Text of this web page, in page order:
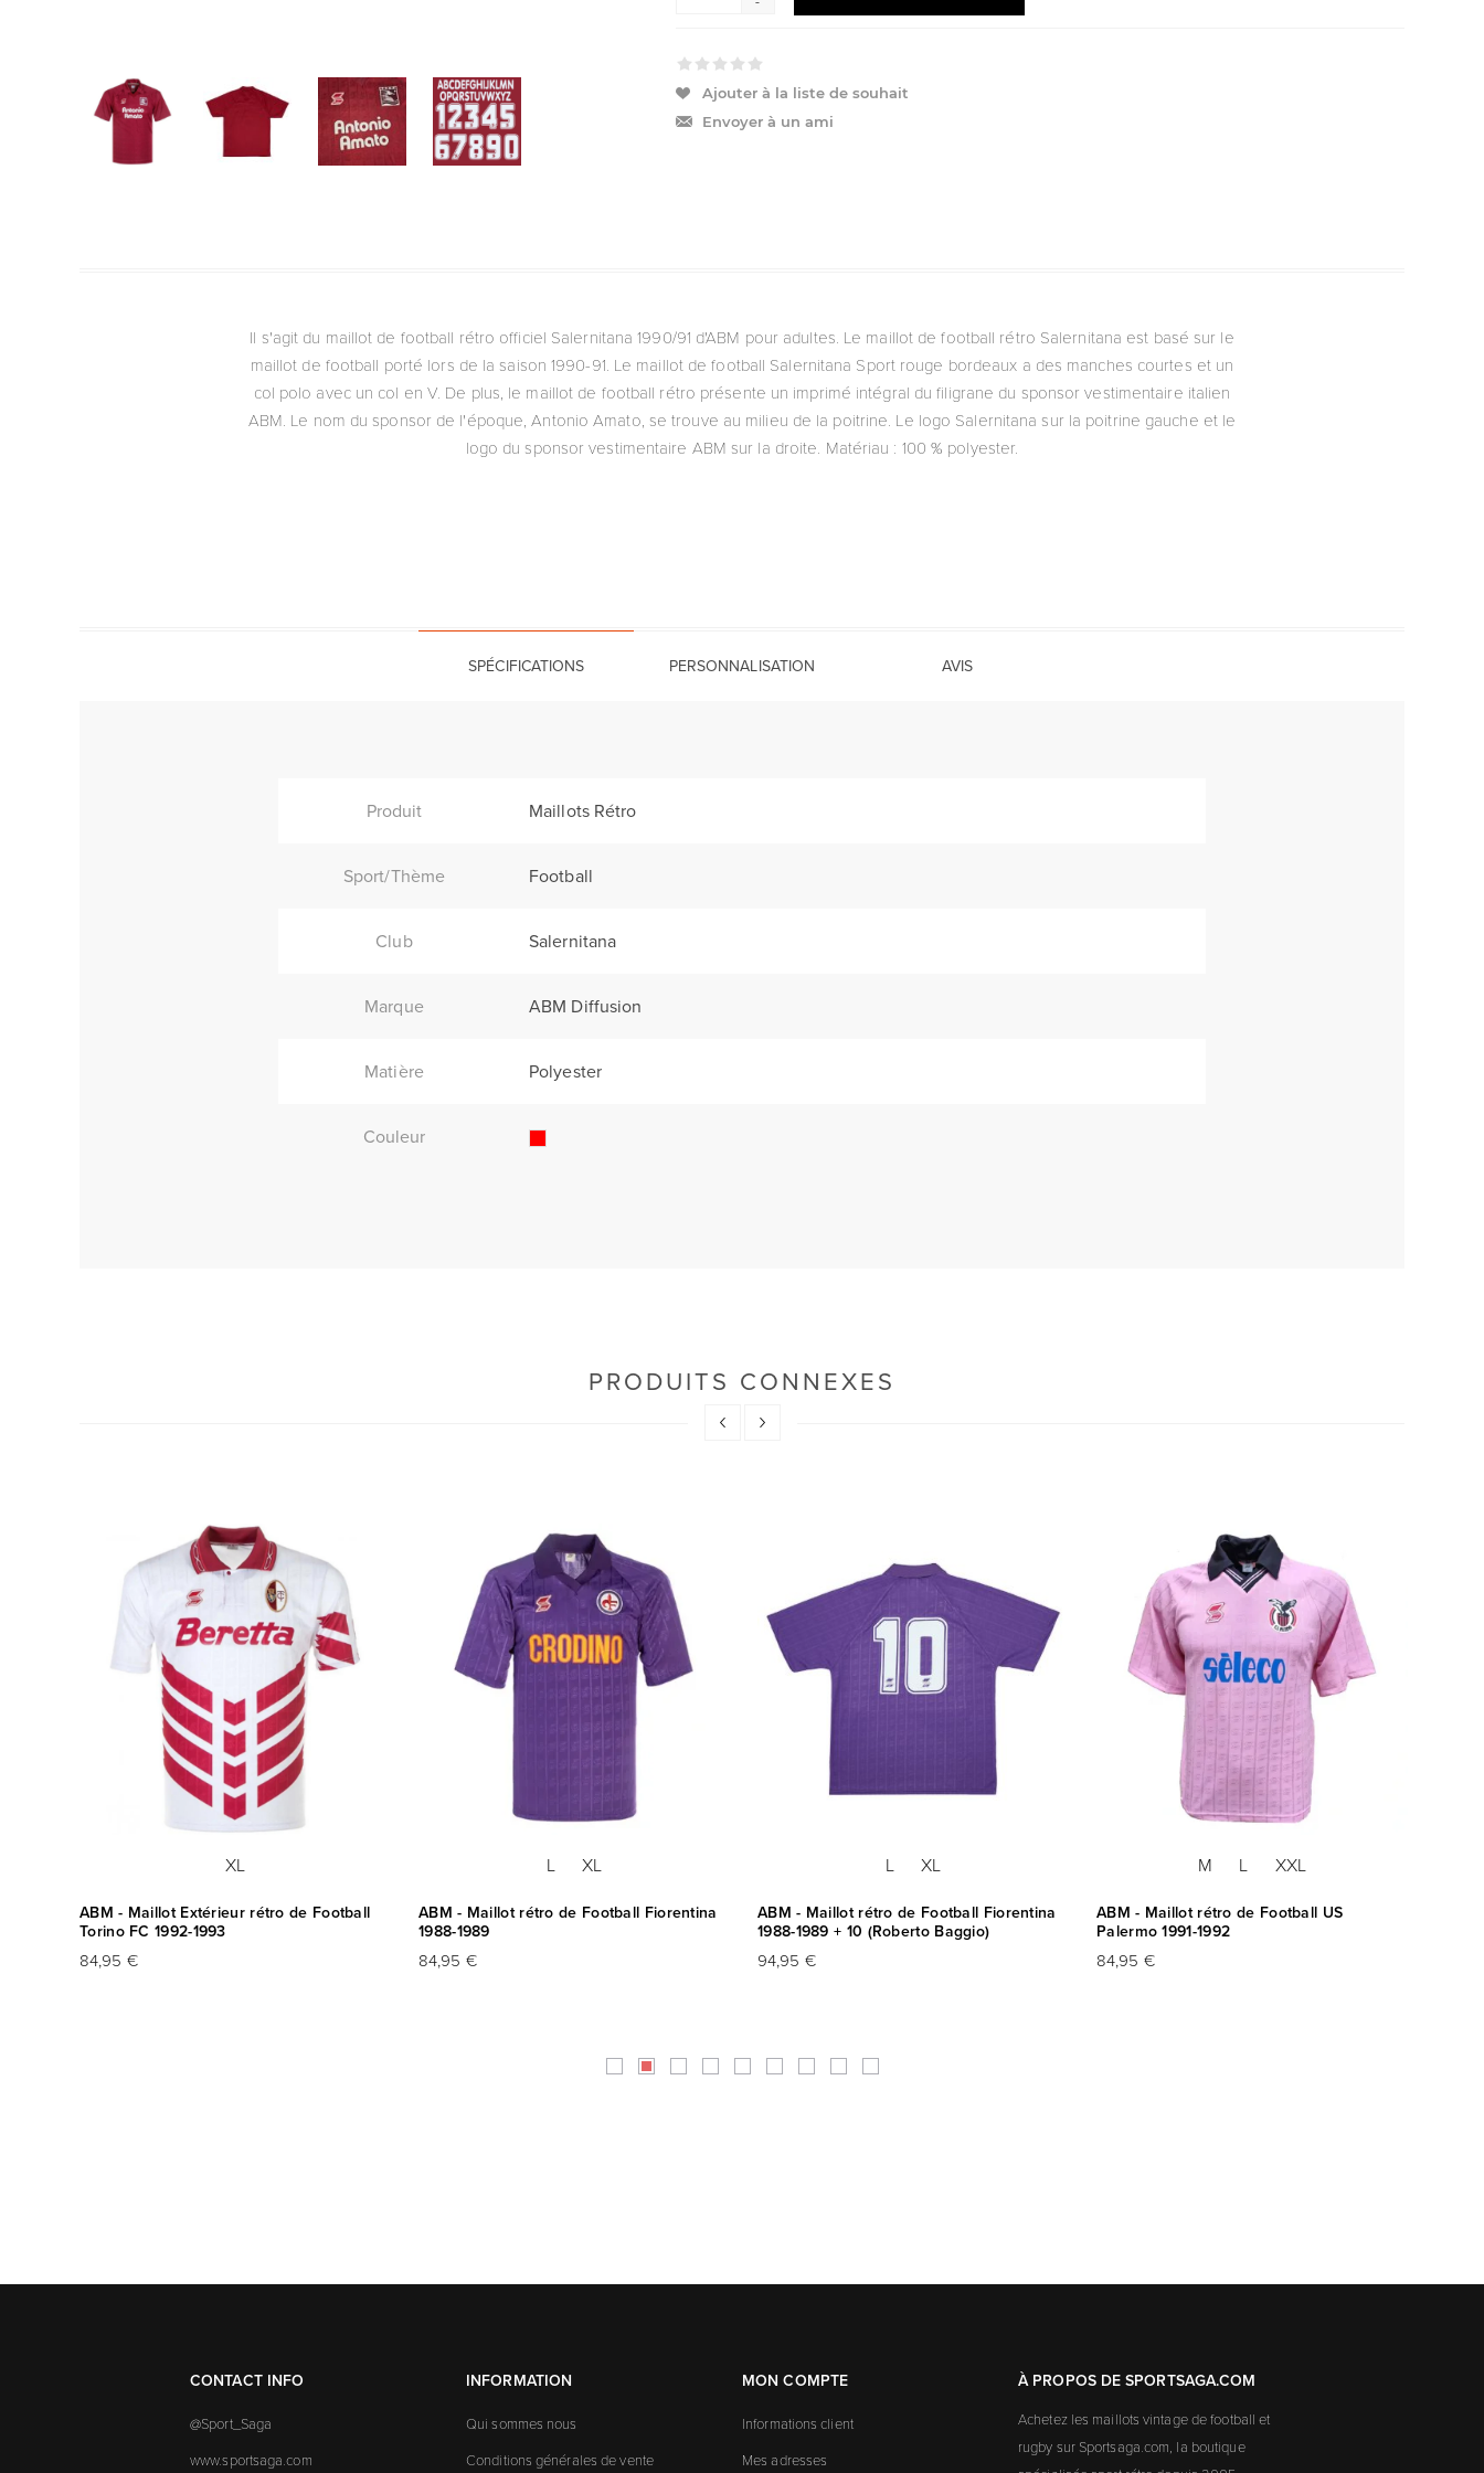
Ajouter à la liste de souhait
Envoyer à un ami
Il s'agit du maillot de football rétro officiel Salernitana 1990/91 d'ABM pour adultes. Le maillot de football rétro Salernitana est basé sur le
maillot de football porté lors de la saison 1990-91. Le maillot de football Salernitana Sport rouge bordeaux a des manches courtes et un
col polo avec un col en V. De plus, le maillot de football rétro présente un imprimé intégral du filigrane du sponsor vestimentaire italien
ABM. Le nom du sponsor de l'époque, Antonio Amato, se trouve au milieu de la poitrine. Le logo Salernitana sur la poitrine gauche et le
logo du sponsor vestimentaire ABM sur la droite. Matériau : 100 % polyester.
SPÉCIFICATIONS PERSONNALISATION AVIS
Produit Maillots Rétro
Sport/Thème Football
Club Salernitana
Marque ABM Diffusion
Matière Polyester
Couleur
PRODUITS CONNEXES
XL
ABM - Maillot Extérieur rétro de Football
Torino FC 1992-1993
84,95 €
L XL
ABM - Maillot rétro de Football Fiorentina
1988-1989
84,95 €
L XL
ABM - Maillot rétro de Football Fiorentina
1988-1989 + 10 (Roberto Baggio)
94,95 €
M L XXL
ABM - Maillot rétro de Football US
Palermo 1991-1992
84,95 €
CONTACT INFO
@Sport_Saga
www.sportsaga.com
INFORMATION
Qui sommes nous
Conditions générales de vente
MON COMPTE
Informations client
Mes adresses
À PROPOS DE SPORTSAGA.COM
Achetez les maillots vintage de football et
rugby sur Sportsaga.com, la boutique